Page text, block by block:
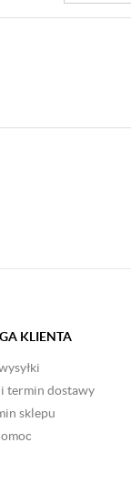
KLIENTA
i termin dostawy
sklepu